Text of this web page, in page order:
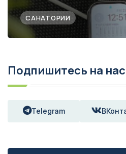
САНАТОРИИ
Подпишитесь на нас
Telegram